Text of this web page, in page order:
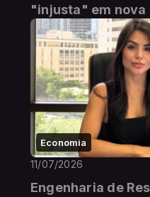
"injusta" em nova
Economia
11/07/2026
Engenharia de